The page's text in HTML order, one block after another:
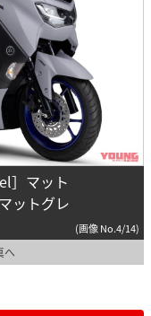
］マット
ットグレ
(画像 No.4/14)
へ